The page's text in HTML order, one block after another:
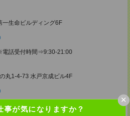
事が気になりますか？
×
生命ビルディング6F
話受付時間⇒9:30-21:00
丸1-4-73 水戸京成ビル4F
話受付時間⇒9:30-21:00